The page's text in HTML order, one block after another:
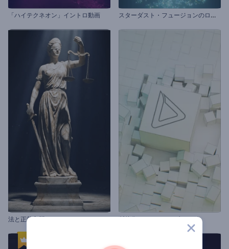
「ハイテクネオン」イントロ動画 ス
ターダスト・フュージョンのロゴ動画
法と正義入門 断片化されたキューブのロゴ